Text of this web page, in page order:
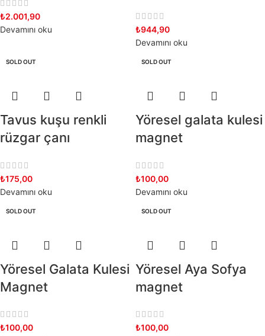
₺2.001,90
Devamını oku
₺944,90
Devamını oku
SOLD OUT
Tavus kuşu renkli
rüzgar çanı
₺175,00
Devamını oku
SOLD OUT
Yöresel galata kulesi
magnet
₺100,00
Devamını oku
SOLD OUT
Yöresel Galata Kulesi
Magnet
₺100,00
SOLD OUT
Yöresel Aya Sofya
magnet
₺100,00